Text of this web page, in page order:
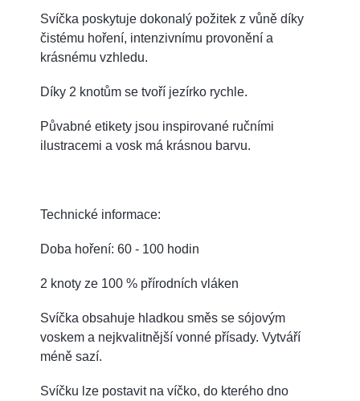
Svíčka poskytuje dokonalý požitek z vůně díky
čistému hoření, intenzivnímu provonění a
krásnému vzhledu.
Díky 2 knotům se tvoří jezírko rychle.
Půvabné etikety jsou inspirované ručními
ilustracemi a vosk má krásnou barvu.
Technické informace:
Doba hoření: 60 - 100 hodin
2 knoty ze 100 % přírodních vláken
Svíčka obsahuje hladkou směs se sójovým
voskem a nejkvalitnější vonné přísady. Vytváří
méně sazí.
Svíčku lze postavit na víčko, do kterého dno